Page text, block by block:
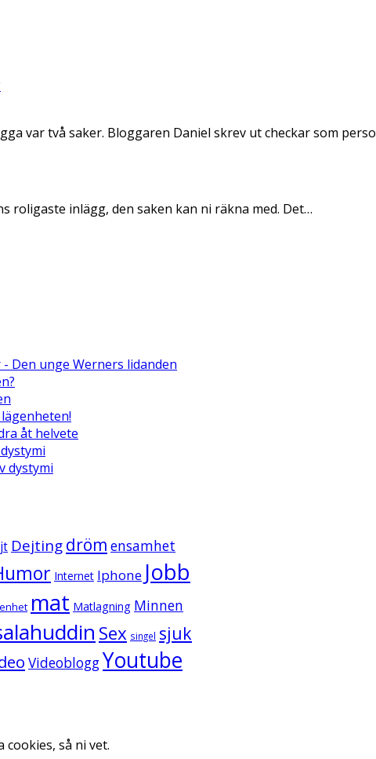
var två saker. Bloggaren Daniel skrev ut checkar som
roligaste inlägg, den saken kan ni räkna med. Det…
Den unge Werners lidanden
åt helvete
dystymi
Dejtingdröm ensamhet
Internet Iphone Jobb
mat Matlagning Minnen
Sex singel sjuk
VideobloggYoutube
cookies, så ni vet.